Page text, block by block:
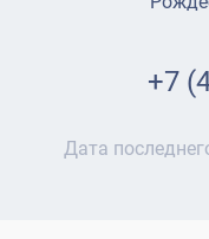
+7
Дата